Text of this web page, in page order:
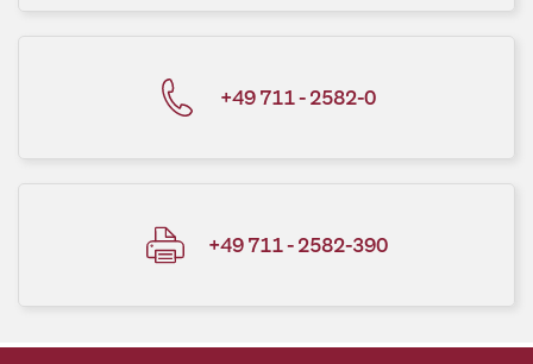
+49 711 - 2582-0
+49 711 - 2582-390